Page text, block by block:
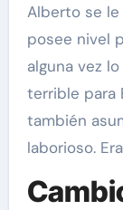
Alberto se le
posee nivel
alguna vez
terrible para
también
laborioso.